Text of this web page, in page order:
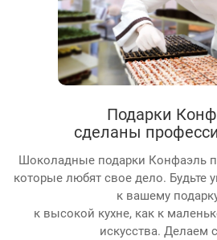
Подарки
сделаны
Шоколадные подарки Конфаэль
которые любят свое дело. Будьте
к вашему
к высокой кухне, как к
искусства. Делаем